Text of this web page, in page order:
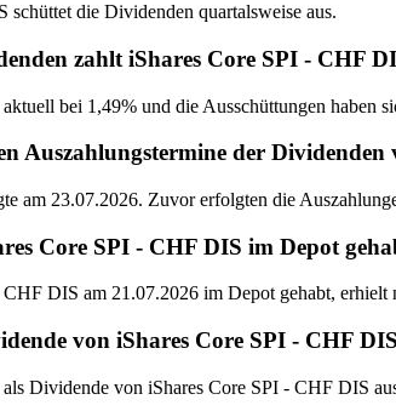
schüttet die Dividenden quartalsweise aus.
zahlt iShares Core SPI - CHF
bei 1,49% und die Ausschüttungen haben
Auszahlungstermine der
am 23.07.2026. Zuvor erfolgten die
Core SPI - CHF DIS im Depot
DIS am 21.07.2026 im Depot gehabt, erhielt
von iShares Core SPI - CHF
Dividende von iShares Core SPI - CHF DIS